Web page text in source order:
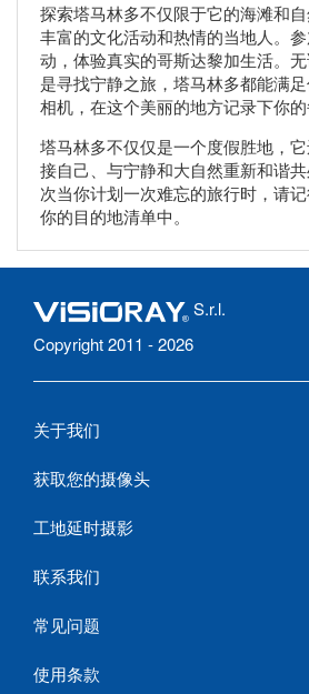
探索塔马林多不仅限于它的海滩和
丰富的文化活动和热情的当地人。
动，体验真实的哥斯达黎加生活。
是寻找宁静之旅，塔马林多都能满
相机，在这个美丽的地方记录下你的
塔马林多不仅仅是一个度假胜地，
接自己、与宁静和大自然重新和谐
次当你计划一次难忘的旅行时，请
你的目的地清单中。
S.r.l.
Copyright 2011 - 2026
关于我们
获取您的摄像头
工地延时摄影
联系我们
常见问题
使用条款